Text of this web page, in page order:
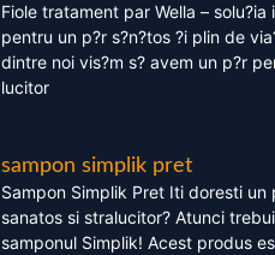
Fiole tratament par Wella – solu?ia
pentru un p?r s?n?tos ?i plin de
dintre noi vis?m s? avem un p?r
lucitor
sampon simplik pret
Sampon Simplik Pret Iti doresti un
sanatos si stralucitor? Atunci
samponul Simplik! Acest produs